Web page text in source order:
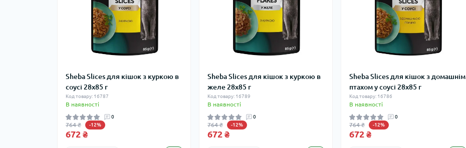
Sheba Slices для кішок з куркою в
соусі 28х85 г
Код товару: 16787
В наявності
0
764 ₴ -12%
672 ₴
Sheba Slices для кішок з куркою в
желе 28х85 г
Код товару: 16789
В наявності
0
764 ₴ -12%
672 ₴
Sheba Slices для кішок з домашнім
птахом у соусі 28х85 г
Код товару: 16786
В наявності
0
764 ₴ -12%
672 ₴